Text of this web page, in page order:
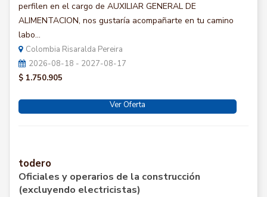
perfilen en el cargo de AUXILIAR GENERAL DE
ALIMENTACION, nos gustaría acompañarte en tu camino
labo...
Colombia Risaralda Pereira
2026-08-18 - 2027-08-17
$ 1.750.905
Ver Oferta
todero
Oficiales y operarios de la construcción
(excluyendo electricistas)